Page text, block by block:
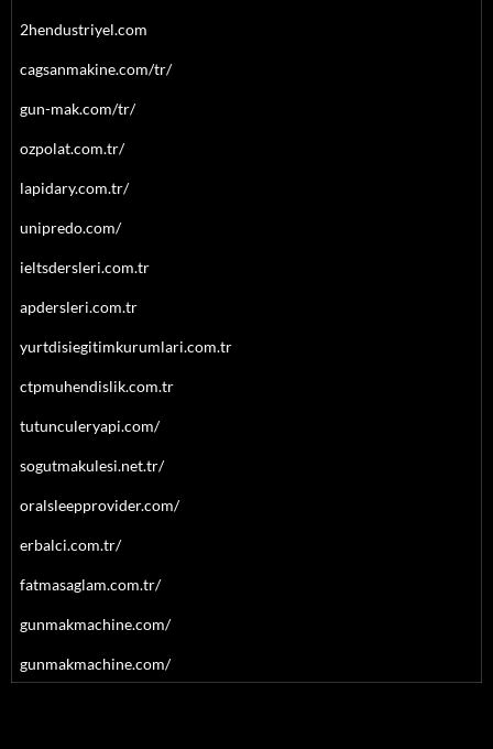
2hendustriyel.com
cagsanmakine.com/tr/
gun-mak.com/tr/
ozpolat.com.tr/
lapidary.com.tr/
unipredo.com/
ieltsdersleri.com.tr
apdersleri.com.tr
yurtdisiegitimkurumlari.com.tr
ctpmuhendislik.com.tr
tutunculeryapi.com/
sogutmakulesi.net.tr/
oralsleepprovider.com/
erbalci.com.tr/
fatmasaglam.com.tr/
gunmakmachine.com/
gunmakmachine.com/